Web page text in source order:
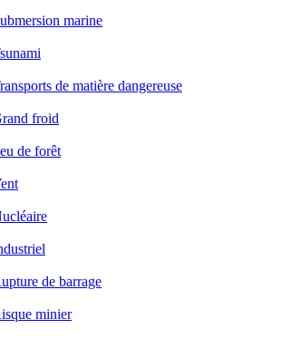
marine
de matière dangereuse
froid
de forêt
de barrage
minier